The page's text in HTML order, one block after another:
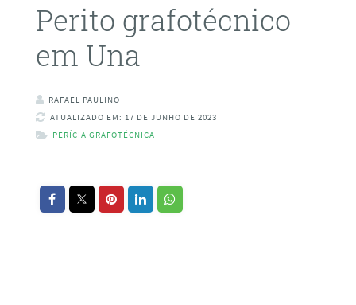
Perito grafotécnico
em Una
RAFAEL PAULINO
ATUALIZADO EM: 17 DE JUNHO DE 2023
PERÍCIA GRAFOTÉCNICA